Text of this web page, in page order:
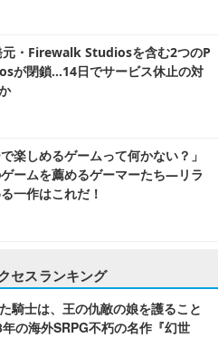
元・Firewalk Studiosを含む2つのP
が閉鎖…14日でサービス休止の対
楽しめるゲームって何かない？」
ームを薦めるゲーマーたち―リラ
一作はこれだ！
セスランキング
騎士は、王の仇敵の娘を護ること
の海外SRPG不朽の名作『幻世